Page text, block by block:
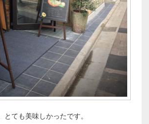
ても美味しかったです。